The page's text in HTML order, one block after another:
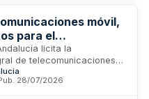
móvil,
para el
Andalucía
licita la
de telecomunicaciones
telefonía móvil, banda
con suministro
28/07/2026